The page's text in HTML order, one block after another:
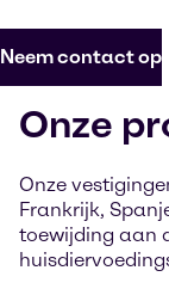
Neem contact op
Onze
Onze
Frankrijk,
toewijding aan